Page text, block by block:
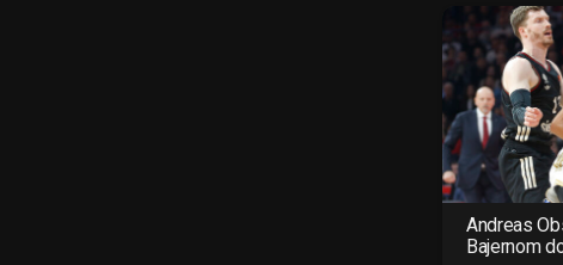
Andreas
Bajernom